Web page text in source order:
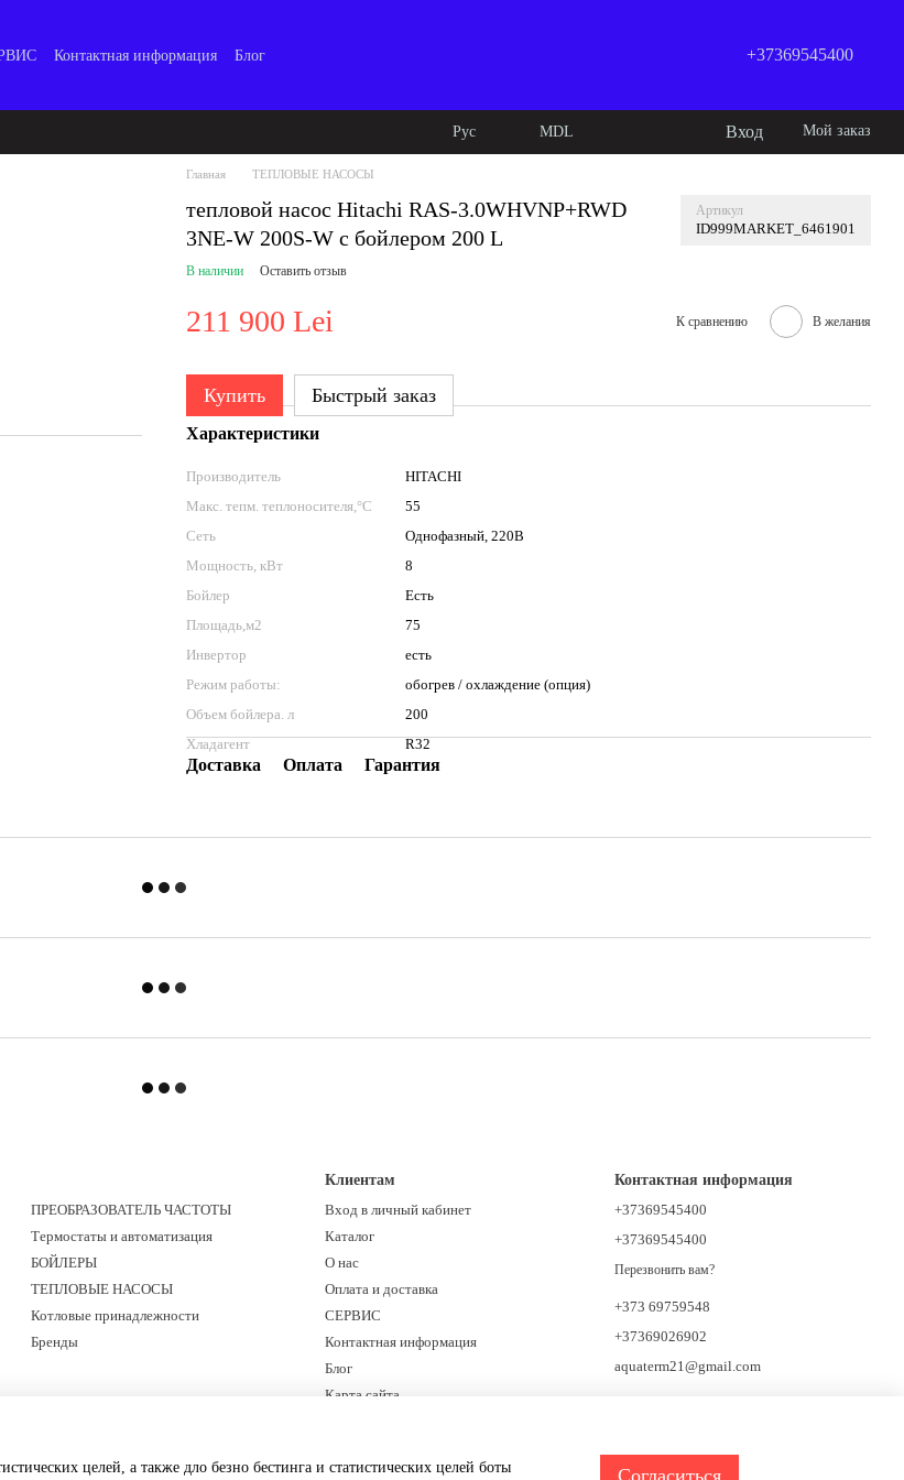
Контактная информация Блог +37369545400
Рус MDL Вход Мой заказ
Главная ТЕПЛОВЫЕ НАСОСЫ
тепловой насос Hitachi RAS-3.0WHVNP+RWD
3NE-W 200S-W с бойлером 200 L
Артикул
ID999MARKET_6461901
В наличии Оставить отзыв
211 900 Lei К сравнению В желания
Купить Быстрый заказ
Характеристики
Производитель
HITACHI
Макс. тепм. теплоносителя,°C
55
Сеть
Однофазный, 220B
Мощность, кВт
8
Бойлер
Есть
Площадь,м2
75
Инвертор
есть
Режим работы:
обогрев / охлаждение (опция)
Объем бойлера. л
200
Хладагент
R32
Доставка Оплата Гарантия
ПРЕОБРАЗОВАТЕЛЬ ЧАСТОТЫ
Термостаты и автоматизация
БОЙЛЕРЫ
ТЕПЛОВЫЕ НАСОСЫ
Котловые принадлежности
Бренды
Клиентам
Вход в личный кабинет
Каталог
О нас
Оплата и доставка
СЕРВИС
Контактная информация
Блог
Карта сайта
Контактная информация
+37369545400
+37369545400
Перезвонить вам?
+373 69759548
+37369026902
aquaterm21@gmail.com
целей, а также дло безно бестинга и статистических целей боты Согласиться